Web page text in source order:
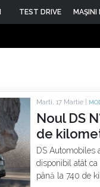
TEST DRIVE MAŞINI
Marti, 17 Martie |
Noul DS
de
DS Automobiles
disponibil atât
până la 740 de